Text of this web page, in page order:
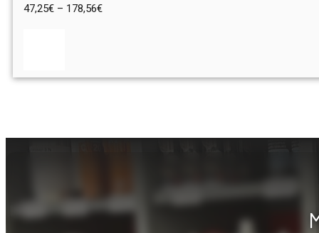
47,25€ – 178,56€Raspon
do